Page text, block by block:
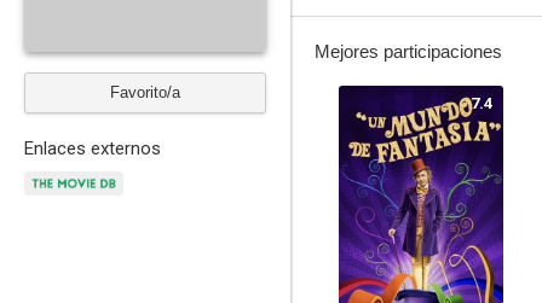
Favorito/a
Enlaces externos
Mejores participaciones
7.4